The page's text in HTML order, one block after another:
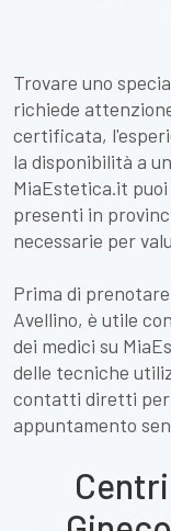
Trovare uno
richiede
certificata,
la disponibilità a
MiaEstetica.it
presenti in
necessarie per
Prima di
Avellino, è utile
dei medici su
delle tecniche
contatti diretti per
appuntamento